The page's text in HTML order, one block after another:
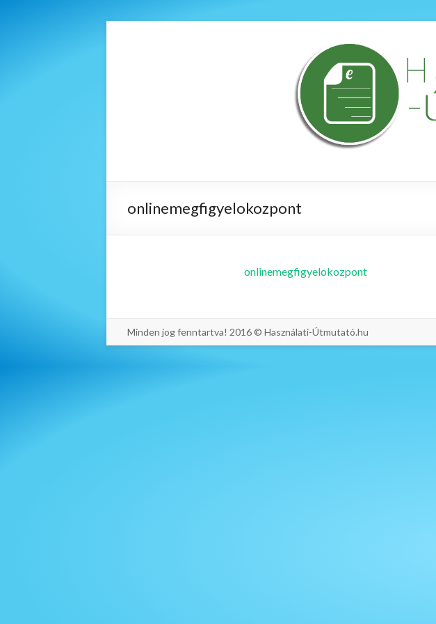
onlinemegfigyelokozpont
onlinemegfigyelokozpont
Minden jog fenntartva! 2016 © Használati-Útmutató.hu